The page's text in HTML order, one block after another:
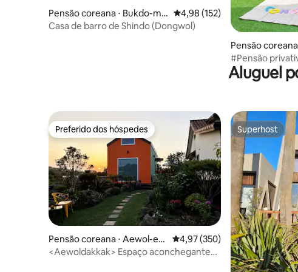
Pensão coreana ⋅ Bukdo-my
eon, Ongjin-gun
4,98 de uma avaliação média
4,98 (152)
Casa de barro de Shindo (Dongwol)
Pensão
myeon,
#Pensão
infantil#Praia a
Aluguel
Preferido dos hóspedes
Preferido dos hóspedes
Pensão coreana ⋅ Aewol-eu
p, Jeju-si
4,97 de uma avaliação média
4,97 (350)
<Aewoldakkak> Espaço aconchegante
Superhost
Superhost